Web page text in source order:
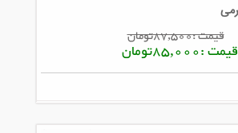
قیمت :87,500تومان
قیمت :85,000تومان